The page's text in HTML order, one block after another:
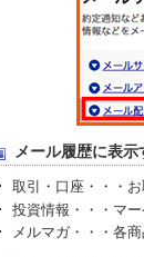
メール履歴に表
取引・口座・・・
投資情報・・・マ
メルマガ・・・各